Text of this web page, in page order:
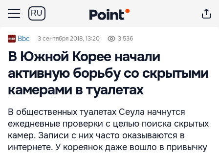
RU
Bbc 3 сентября 2018, 13:20 3 536
В Южной Корее начали
активную борьбу со скрытыми
камерами в туалетах
В общественных туалетах Сеула начнутся
ежедневные проверки с целью поиска скрытых
камер. Записи с них часто оказываются в
интернете. У кореянок даже вошло в привычку